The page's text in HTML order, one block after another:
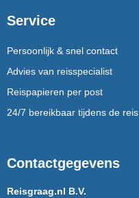
Service
Persoonlijk & snel contact
Advies van reisspecialist
Reispapieren per post
24/7 bereikbaar tijdens de reis
Contactgegevens
Reisgraag.nl B.V.